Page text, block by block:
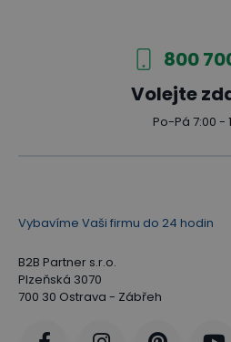
800
Volejte
Po-Pá 7:00 -
Vybavíme Vaši firmu do 24 hodin
B2B Partner s.r.o.
Plzeňská 3070
700 30 Ostrava - Zábřeh